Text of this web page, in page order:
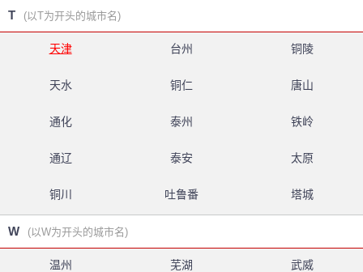
T (以T为开头的城市名)
天津 台州 铜陵
天水 铜仁 唐山
通化 泰州 铁岭
通辽 泰安 太原
铜川 吐鲁番 塔城
W (以W为开头的城市名)
温州 芜湖 武威